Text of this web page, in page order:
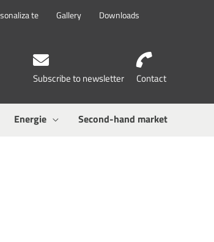
te Gallery Downloads
Subscribe to newsletter Contact
Energie Second-hand market